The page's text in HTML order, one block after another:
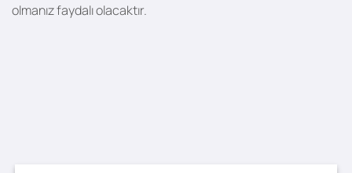
olmanız faydalı olacaktır.